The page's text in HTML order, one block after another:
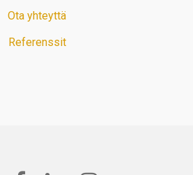
Ota yhteyttä
Referenssit